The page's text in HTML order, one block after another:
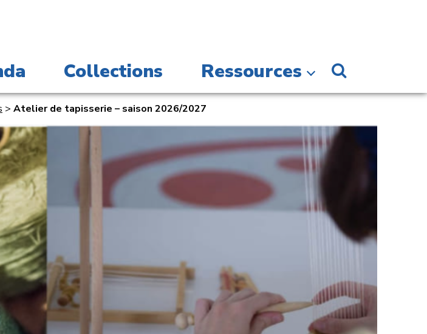
Collections Ressources
> Atelier de tapisserie – saison 2026/2027